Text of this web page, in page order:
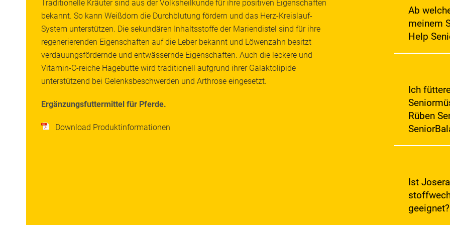
Traditionelle Kräuter sind aus der Volksheilkunde für ihre positiven Eigenschaften
bekannt. So kann Weißdorn die Durchblutung fördern und das Herz-Kreislauf-
System unterstützen. Die sekundären Inhaltsstoffe der Mariendistel sind für ihre
regenerierenden Eigenschaften auf die Leber bekannt und Löwenzahn besitzt
verdauungsfördernde und entwässernde Eigenschaften. Auch die leckere und
Vitamin-C-reiche Hagebutte wird traditionell aufgrund ihrer Galaktolipide
unterstützend bei Gelenksbeschwerden und Arthrose eingesetzt.
Ergänzungsfuttermittel für Pferde.
Download Produktinformationen
Help
nicht
sowie
Ab
meinem
Help
Alter von
Alter wird
anfälliger
abzubauen
Leber
wichtig,
Seniorpferd
Ich
Rüben
an
Kilogramm
Ist
geeignet?